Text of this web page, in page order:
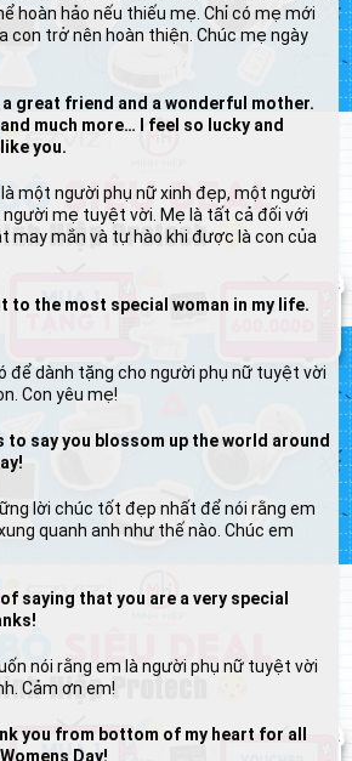
hoàn hảo nếu thiếu mẹ. Chỉ có mẹ mới
con trở nên hoàn thiện. Chúc mẹ ngày
a great friend and a wonderful mother.
much more… I feel so lucky and
you.
là một người phụ nữ xinh đẹp, một người
mẹ tuyệt vời. Mẹ là tất cả đối với
may mắn và tự hào khi được là con của
to the most special woman in my life.
để dành tặng cho người phụ nữ tuyệt vời
Con yêu mẹ!
to say you blossom up the world around
lời chúc tốt đẹp nhất để nói rằng em
quanh anh như thế nào. Chúc em
saying that you are a very special
nói rằng em là người phụ nữ tuyệt vời
Cảm ơn em!
you from bottom of my heart for all
Day!